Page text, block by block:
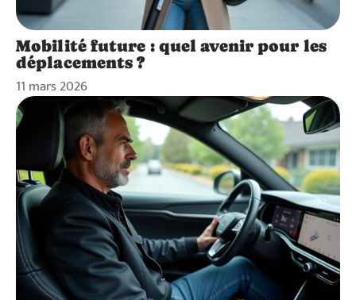
Mobilité future : quel avenir pour les
déplacements ?
11 mars 2026